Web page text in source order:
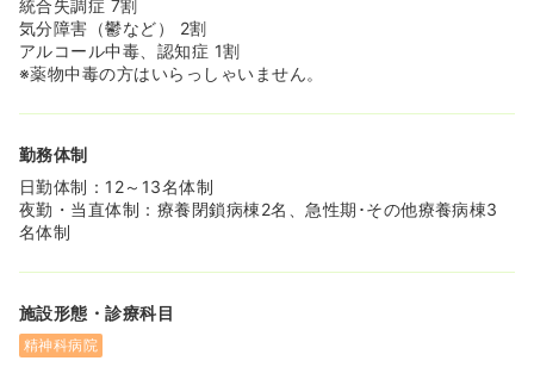
統合失調症 7割
気分障害（鬱など） 2割
アルコール中毒、認知症 1割
※薬物中毒の方はいらっしゃいません。
勤務体制
日勤体制：12～13名体制
夜勤・当直体制：療養閉鎖病棟2名、急性期･その他療養病棟3
名体制
施設形態・診療科目
精神科病院